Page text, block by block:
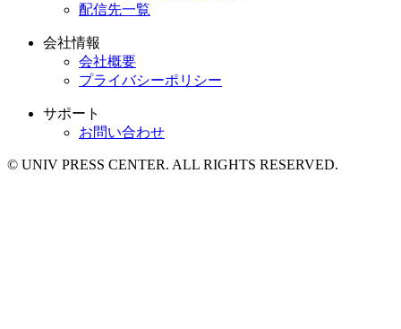
配信先一覧
会社情報
会社概要
プライバシーポリシー
サポート
お問い合わせ
© UNIV PRESS CENTER. ALL RIGHTS RESERVED.